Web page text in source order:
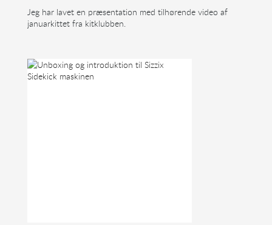
Jeg har lavet en præsentation med tilhørende video af
januarkittet fra kitklubben.